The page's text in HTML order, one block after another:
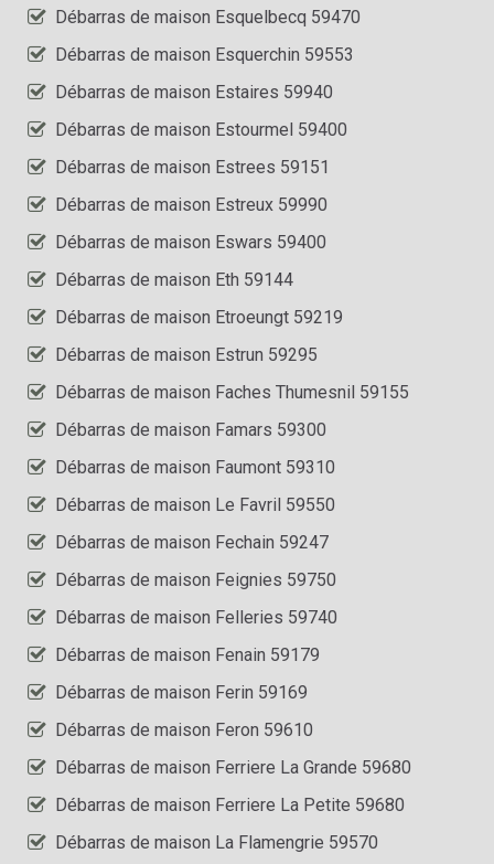
Débarras de maison Esquelbecq 59470
Débarras de maison Esquerchin 59553
Débarras de maison Estaires 59940
Débarras de maison Estourmel 59400
Débarras de maison Estrees 59151
Débarras de maison Estreux 59990
Débarras de maison Eswars 59400
Débarras de maison Eth 59144
Débarras de maison Etroeungt 59219
Débarras de maison Estrun 59295
Débarras de maison Faches Thumesnil 59155
Débarras de maison Famars 59300
Débarras de maison Faumont 59310
Débarras de maison Le Favril 59550
Débarras de maison Fechain 59247
Débarras de maison Feignies 59750
Débarras de maison Felleries 59740
Débarras de maison Fenain 59179
Débarras de maison Ferin 59169
Débarras de maison Feron 59610
Débarras de maison Ferriere La Grande 59680
Débarras de maison Ferriere La Petite 59680
Débarras de maison La Flamengrie 59570